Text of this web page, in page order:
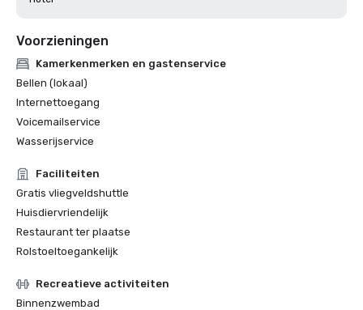
Voorzieningen
Kamerkenmerken en gastenservice
Bellen (lokaal)
Internettoegang
Voicemailservice
Wasserijservice
Faciliteiten
Gratis vliegveldshuttle
Huisdiervriendelijk
Restaurant ter plaatse
Rolstoeltoegankelijk
Recreatieve activiteiten
Binnenzwembad